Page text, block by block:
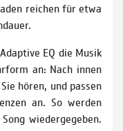
reichen für etwa
EQ die Musik
an: Nach innen
hören, und passen
an. So werden
wiedergegeben.